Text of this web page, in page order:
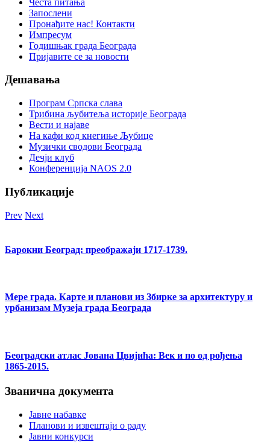
Запослени
Пронађите нас! Контакти
Импресум
Годишњак града Београда
Пријавите се за новости
Дешавања
Програм Српска слава
Трибина љубитеља историје Београда
Beсти и најаве
На кафи код кнегиње Љубице
Музички сводови Београда
Дечји клуб
Конференција NAOS 2.0
Публикације
Prev Next
Барокни Београд: преображаји 1717-1739.
Мере града. Карте и планови из Збирке за архитектуру и
урбанизам Музеја града Београда
Београдски атлас Јована Цвијића: Век и по од рођења
1865-2015.
Званична документа
Јавне набавке
Планови и извештаји о раду
Јавни конкурси